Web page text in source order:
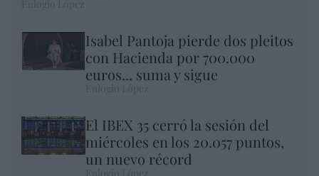
Isabel Pantoja pierde dos pleitos
con Hacienda por 700.000
euros... suma y sigue
El IBEX 35 cerró la sesión del
miércoles en los 20.057 puntos,
un nuevo récord